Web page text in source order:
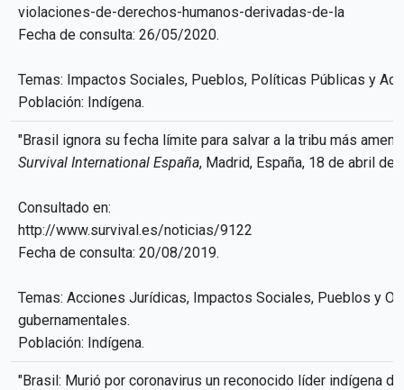
violaciones-de-derechos-humanos-derivadas-de-la
Fecha de consulta: 26/05/2020.
Temas: Impactos Sociales, Pueblos, Políticas Públicas y
Población: Indígena.
"Brasil ignora su fecha límite para salvar a la tribu más
Survival International España, Madrid, España, 18 de abril de
Consultado en:
http://www.survival.es/noticias/9122
Fecha de consulta: 20/08/2019.
Temas: Acciones Jurídicas, Impactos Sociales, Pueblos y
gubernamentales.
Población: Indígena.
"Brasil: Murió por coronavirus un reconocido líder indígena